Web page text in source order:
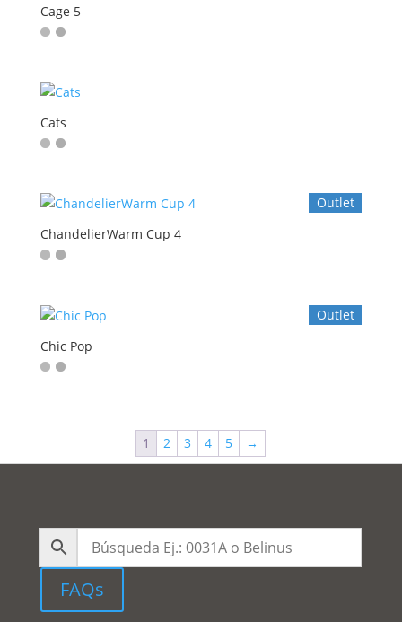
Cage 5
Cats
Outlet
ChandelierWarm Cup 4
Outlet
Chic Pop
1 2 3 4 5 →
FAQs